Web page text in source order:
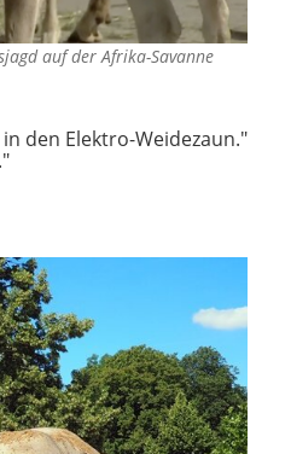
auf der Afrika-Savanne
den Elektro-Weidezaun."